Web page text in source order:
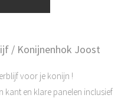
/ Konijnenhok Joost
voor je konijn !
kant en klare panelen inclusief